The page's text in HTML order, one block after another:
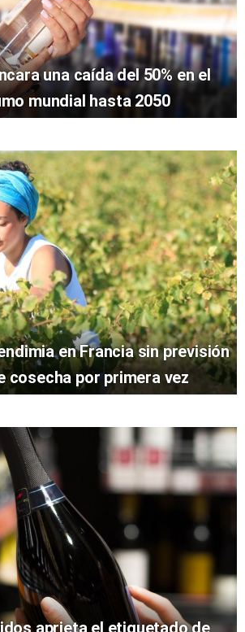
una caída del 50% en el
mundial hasta 2050
en Francia sin previsión
cosecha por primera vez
aprieta el etiquetado de